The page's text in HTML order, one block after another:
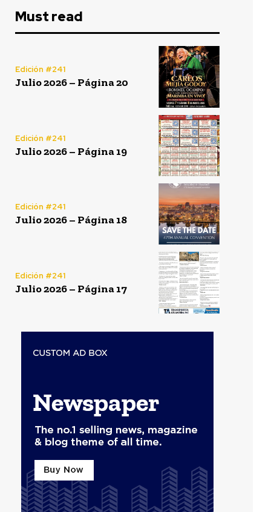
Must read
Edición #241
Julio 2026 – Página 20
Edición #241
Julio 2026 – Página 19
Edición #241
Julio 2026 – Página 18
Edición #241
Julio 2026 – Página 17